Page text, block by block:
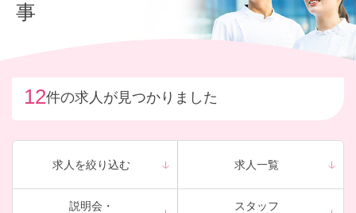
事
12件の求人が見つかりました
求人を絞り込む 求人一覧
説明会・
スタッフ